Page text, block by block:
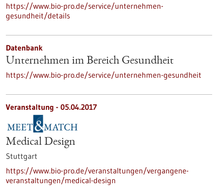
https://www.bio-pro.de/service/unternehmen-
gesundheit/details
Datenbank
Unternehmen im Bereich Gesundheit
https://www.bio-pro.de/service/unternehmen-gesundheit
Veranstaltung - 05.04.2017
Medical Design
Stuttgart
https://www.bio-pro.de/veranstaltungen/vergangene-
veranstaltungen/medical-design